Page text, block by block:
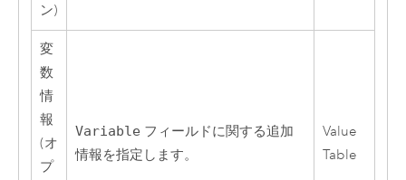
ン)
変
数
情
報
(オ
プ
Variable フィールドに関する追加
情報を指定します。
Value
Table